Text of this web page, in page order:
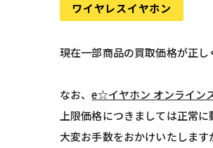
ワイヤレスイヤホン
現在一部商品の買取価格が正し
なお、e☆イヤホン オンライン
上限価格につきましては正常に
大変お手数をおかけいたしま